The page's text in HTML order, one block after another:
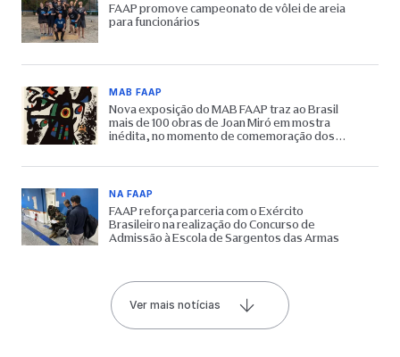
FAAP promove campeonato de vôlei de areia
para funcionários
MAB FAAP
Nova exposição do MAB FAAP traz ao Brasil
mais de 100 obras de Joan Miró em mostra
inédita, no momento de comemoração dos
NA FAAP
FAAP reforça parceria com o Exército
Brasileiro na realização do Concurso de
Admissão à Escola de Sargentos das Armas
Ver mais notícias